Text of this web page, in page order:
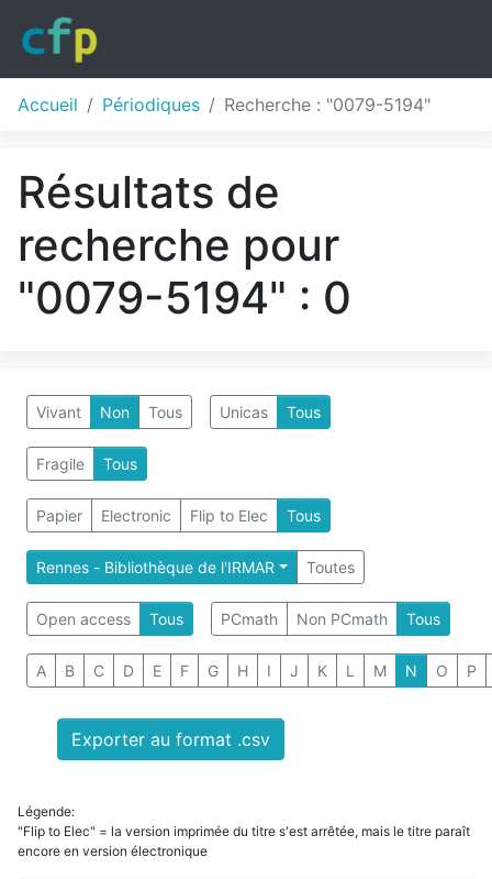
Accueil Périodiques Recherche : "0079-5194"
Résultats de
recherche pour
"0079-5194" : 0
Vivant Non Tous Unicas Tous
Fragile Tous
Papier Electronic Flip to Elec Tous
Rennes - Bibliothèque de l'IRMAR Toutes
Open access Tous PCmath Non PCmath Tous
A B C D E F G H I J K L M N O P
Exporter au format .csv
Légende:
"Flip to Elec" = la version imprimée du titre s'est arrêtée, mais le titre paraît
encore en version électronique